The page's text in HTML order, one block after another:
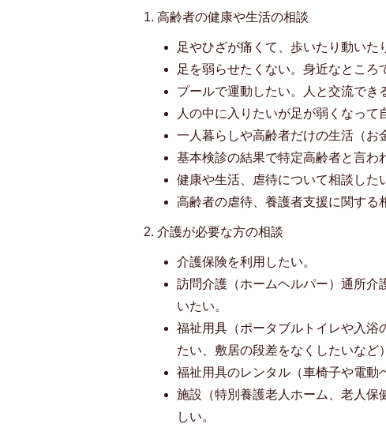
1. 高齢者の健康や生活の相談
足やひざが痛くて、歩いたり動いた
足を弱らせたくない。身近なところ
プールで運動したい。人と交流でき
人の中に入りたいが足が弱くなって
一人暮らしや高齢者だけの生活（お
基本検診の結果で特定高齢者と言わ
健康や生活、虐待について相談した
高齢者の虐待、養護者支援に関する
2. 介護が必要な方の相談
介護保険を利用したい。
訪問介護（ホームヘルパー）通所介
いたい。
福祉用具（ポータブルトイレや入浴
たい、敷居の段差をなくしたいなど）
福祉用具のレンタル（車椅子や電動
施設（特別養護老人ホーム、老人保
しい。